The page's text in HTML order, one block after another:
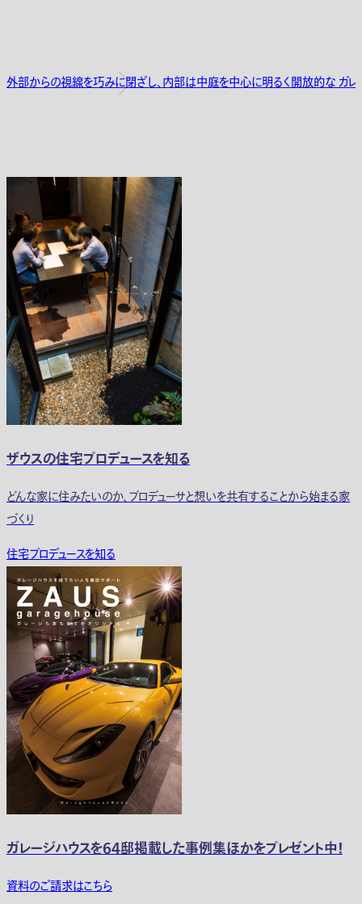
外部からの視線を巧みに閉ざし、内部は中庭を中心に明るく開放的な ガレ
ザウスの住宅プロデュースを知る
どんな家に住みたいのか、プロデューサと想いを共有することから始まる家
づくり
住宅プロデュースを知る
ガレージハウスを64邸掲載した事例集ほかをプレゼント中！
資料のご請求はこちら